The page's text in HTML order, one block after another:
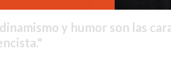
y humor son las